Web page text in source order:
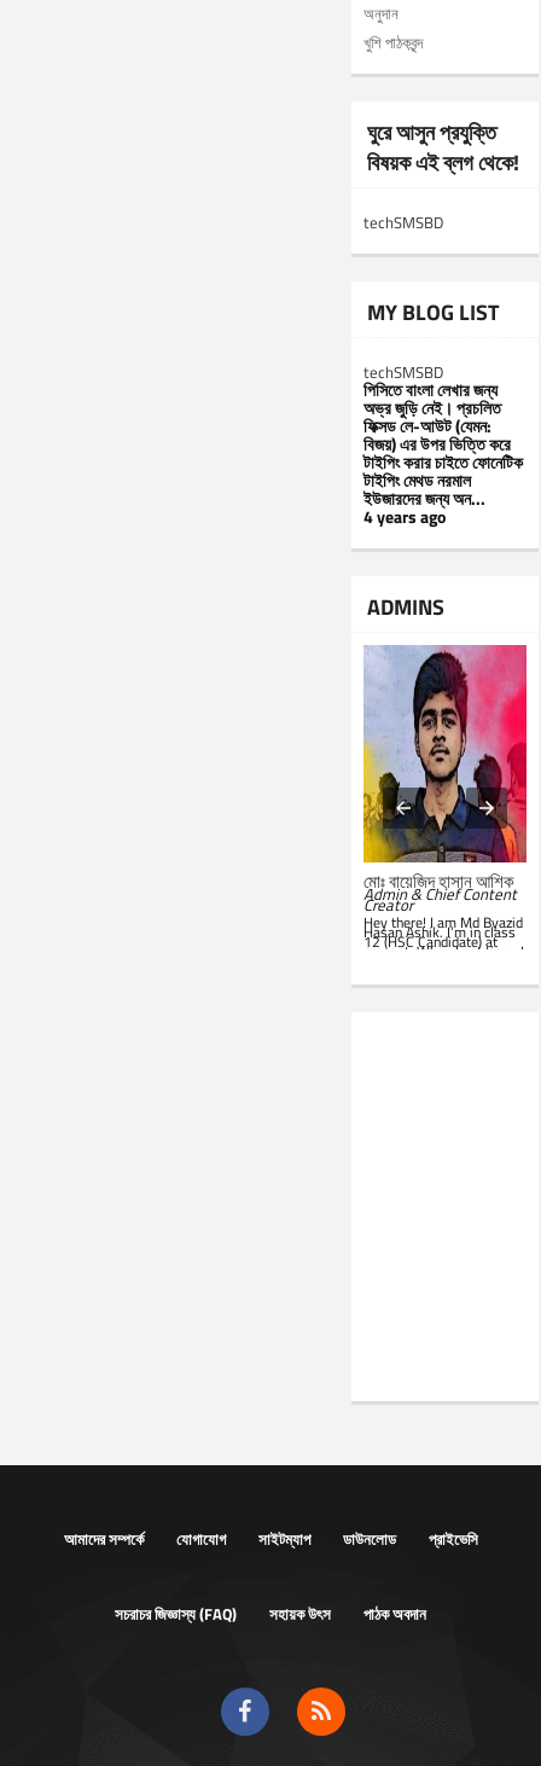
অনুদান
খুশি পাঠকবৃন্দ
ঘুরে আসুন প্রযুক্তি
বিষয়ক এই ব্লগ থেকে!
techSMSBD
MY BLOG LIST
techSMSBD
পিসিতে বাংলা লেখার জন্য
অভ্র জুড়ি নেই। প্রচলিত
ফিক্সড লে-আউট (যেমন:
বিজয়) এর উপর ভিত্তি করে
টাইপিং করার চাইতে ফোনেটিক
টাইপিং মেথড নরমাল
ইউজারদের জন্য অন...
4 years ago
ADMINS
মোঃ বায়েজিদ হাসান আশিক
Admin & Chief Content
Creator
Hey there! I am Md Byazid
Hasan Ashik. I’m in class
12 (HSC Candidate) at
present. When I get time, I
like this website. Best of
luck!
আমাদের সম্পর্কে যোগাযোগ সাইটম্যাপ ডাউনলোড প্রাইভেসি
সচরাচর জিজ্ঞাস্য (FAQ) সহায়ক উৎস পাঠক অবদান